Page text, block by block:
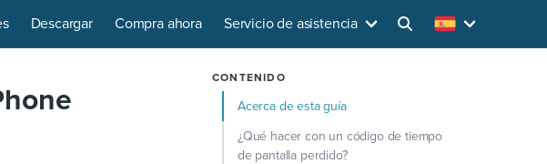
Descargar Compra ahora Servicio de asistencia
CONTENIDO
Acerca de esta guía
¿Qué hacer con un código de tiempo
de pantalla perdido?